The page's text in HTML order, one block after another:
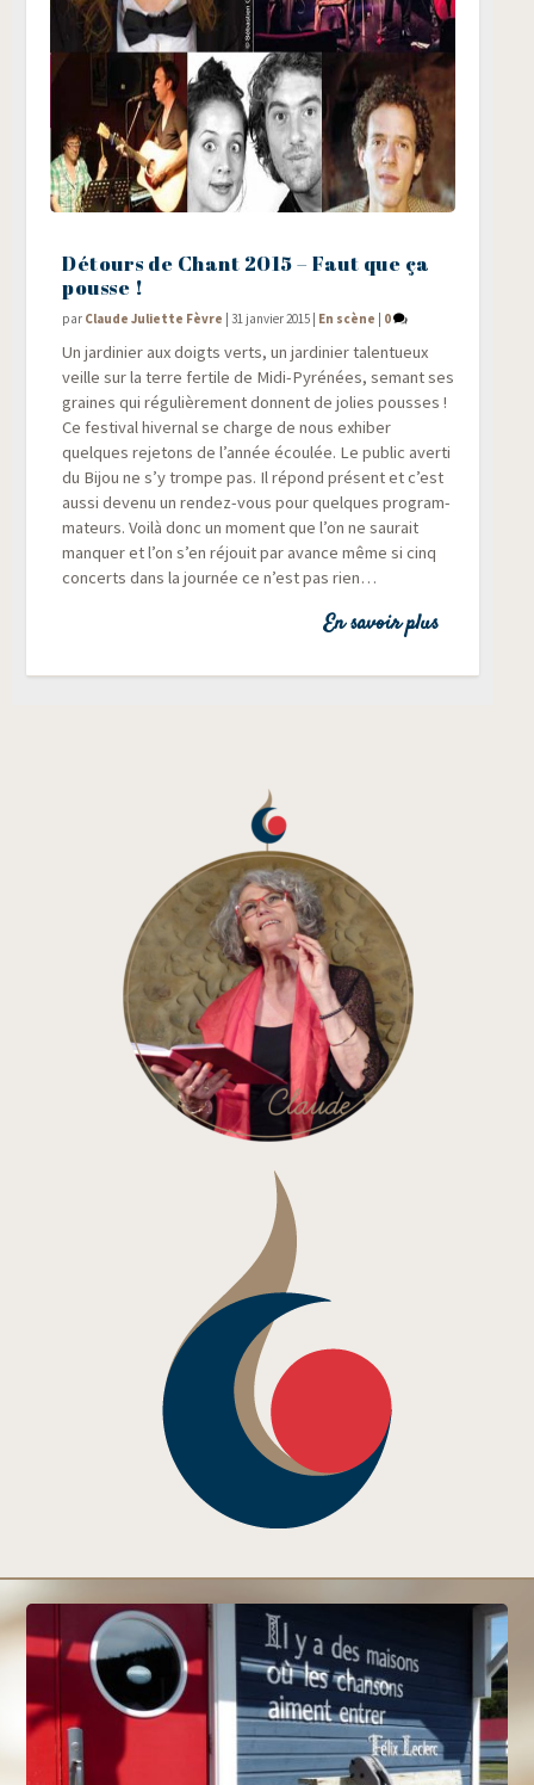
Détours de Chant 2015 – Faut que ça
pousse !
par Claude Juliette Fèvre |31 janvier 2015 En scène 0
Un jar­di­nier aux doigts verts, un jar­di­nier talen­tueux
veille sur la terre fer­tile de Midi-Pyré­nées, semant ses
graines qui régu­liè­re­ment donnent de jolies pousses !
Ce fes­ti­val hiver­nal se charge de nous exhi­ber
quelques reje­tons de l’année écou­lée. Le public aver­ti
du Bijou ne s’y trompe pas. Il répond pré­sent et c’est
aus­si deve­nu un ren­dez-vous pour quelques pro­gram­
ma­teurs. Voi­là donc un moment que l’on ne sau­rait
man­quer et l’on s’en réjouit par avance même si cinq
concerts dans la jour­née ce n’est pas rien…
En savoir plus